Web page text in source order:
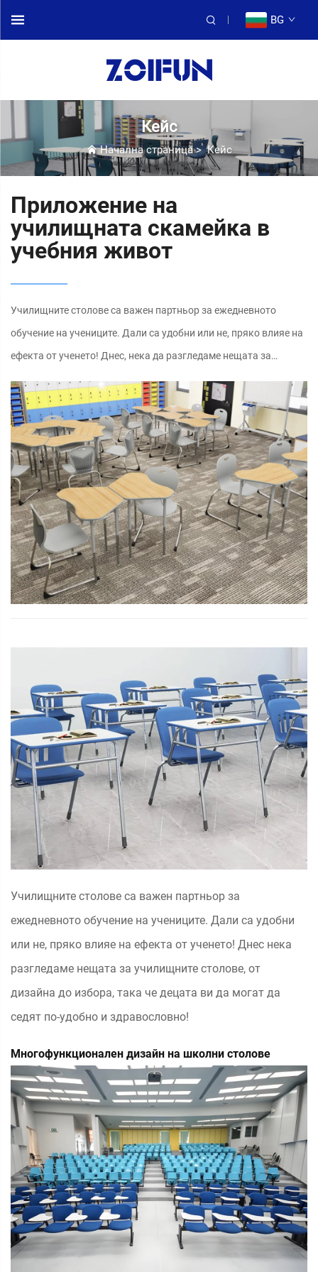
BG
Кейс
Начална страница>Кейс
Приложение на
училищната скамейка в
учебния живот
Училищните столове са важен партньор за ежедневното
обучение на учениците. Дали са удобни или не, пряко влияе на
ефекта от ученето! Днес, нека да разгледаме нещата за
училищните столове, от дизайна до избора, така че децата ви
да...
Училищните столове са важен партньор за
ежедневното обучение на учениците. Дали са удобни
или не, пряко влияе на ефекта от ученето! Днес нека
разгледаме нещата за училищните столове, от
дизайна до избора, така че децата ви да могат да
седят по-удобно и здравословно!
Многофункционален дизайн на школни столове